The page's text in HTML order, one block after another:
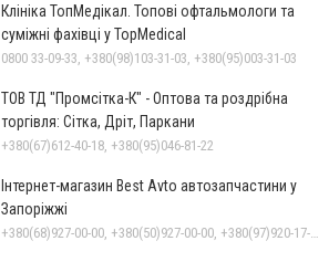
Клініка ТопМедікал. Топові офтальмологи та
суміжні фахівці у TopMedical
0800 33-09-33, +380(98)103-31-03, +380(95)003-31-03
ТОВ ТД "Промсітка-К" - Оптова та роздрібна
торгівля: Сітка, Дріт, Паркани
+380(67)612-40-18, +380(95)046-81-22
Інтернет-магазин Best Avto автозапчастини у
Запоріжжі